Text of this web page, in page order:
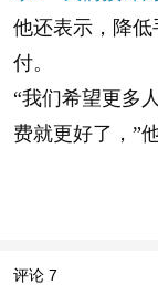
他还表示，降
付。
“我们希望更多
费就更好了，”
评论 7